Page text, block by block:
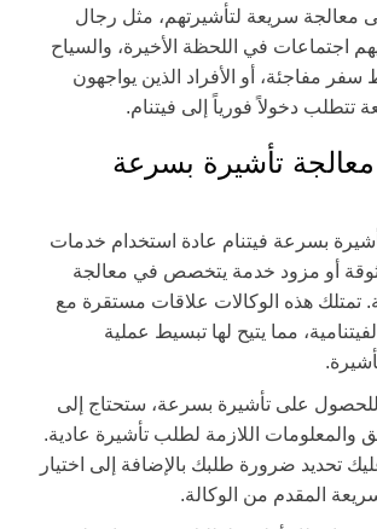
معالجة سريعة لتأشيرتهم، مثل رجال
اجتماعات في اللحظة الأخيرة، والسياح
سفر مفاجئة، أو الأفراد الذين يواجهون
تتطلب دخولاً فورياً إلى فيتنام.
تأشيرة بسرعة
بسرعة فيتنام عادة استخدام خدمات
أو مزود خدمة يتخصص في معالجة
تمتلك هذه الوكالات علاقات مستقرة مع
مما يتيح لها تبسيط عملية
على تأشيرة بسرعة، ستحتاج إلى
والمعلومات اللازمة لطلب تأشيرة عادية.
تحديد ضرورة طلبك بالإضافة إلى اختيار
المقدم من الوكالة.